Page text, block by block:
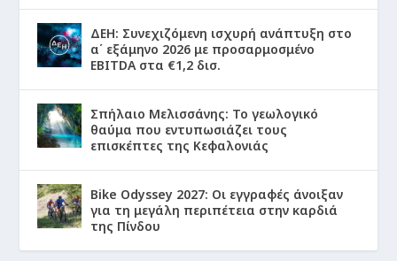
ΔΕΗ: Συνεχιζόμενη ισχυρή ανάπτυξη στο
α΄ εξάμηνο 2026 με προσαρμοσμένο
EBITDA στα €1,2 δισ.
Σπήλαιο Μελισσάνης: Το γεωλογικό
θαύμα που εντυπωσιάζει τους
επισκέπτες της Κεφαλονιάς
Bike Odyssey 2027: Οι εγγραφές άνοιξαν
για τη μεγάλη περιπέτεια στην καρδιά
της Πίνδου